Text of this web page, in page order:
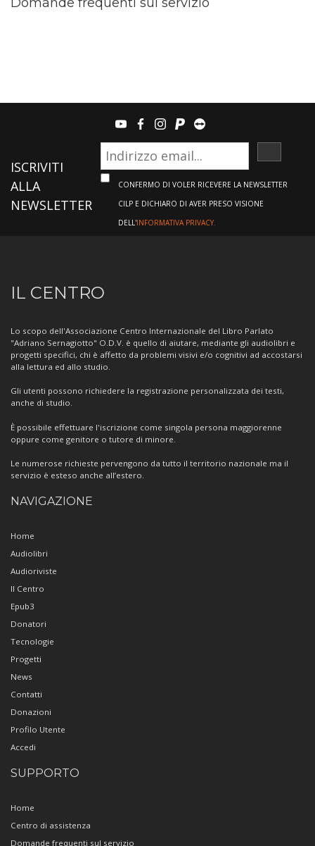
youtubefacebook
instagram
paypalteamviewer
ISCRIVITI
ALLA
NEWSLETTER
CONFERMO DI VOLER RICEVERE LA NEWSLETTER
CILP E DICHIARO DI AVER PRESO VISIONE
DELL'INFORMATIVA PRIVACY.
Informazioni
sul
Centro
IL CENTRO
Lo scopo dell'Associazione Centro Internazionale del Libro Parlato
"Adriano Sernagiotto" O.D.V. è quello di aiutare, mediante gli audiolibri e
progetti specifici, chi è affetto da problemi visivi e/o cognitivi ad accostarsi
alla lettura ed allo studio.
Gli utenti possono richiedere la registrazione personalizzata dei testi,
anche di studio.
È possibile effettuare l'iscrizione come singola persona maggiorenne
oppure come genitore o tutore di minore.
Le numerose richieste pervengono da tutto il territorio nazionale ma il
servizio è esteso anche all’estero.
NAVIGAZIONE
Home
Audiolibri
Audioriviste
Il Centro
Epub3
Donatori
Tecnologie
Progetti
News
Contatti
Donazioni
Profilo Utente
Accedi
SUPPORTO
Home
Centro di assistenza
Domande frequenti sul servizio